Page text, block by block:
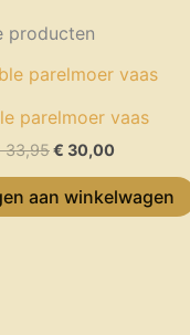
producten
parelmoer vaas
33,95
Oorspronkelijke
was:
€ 33,95.
€ 30,00
Huidige
€ 30,00.
aan winkelwagen